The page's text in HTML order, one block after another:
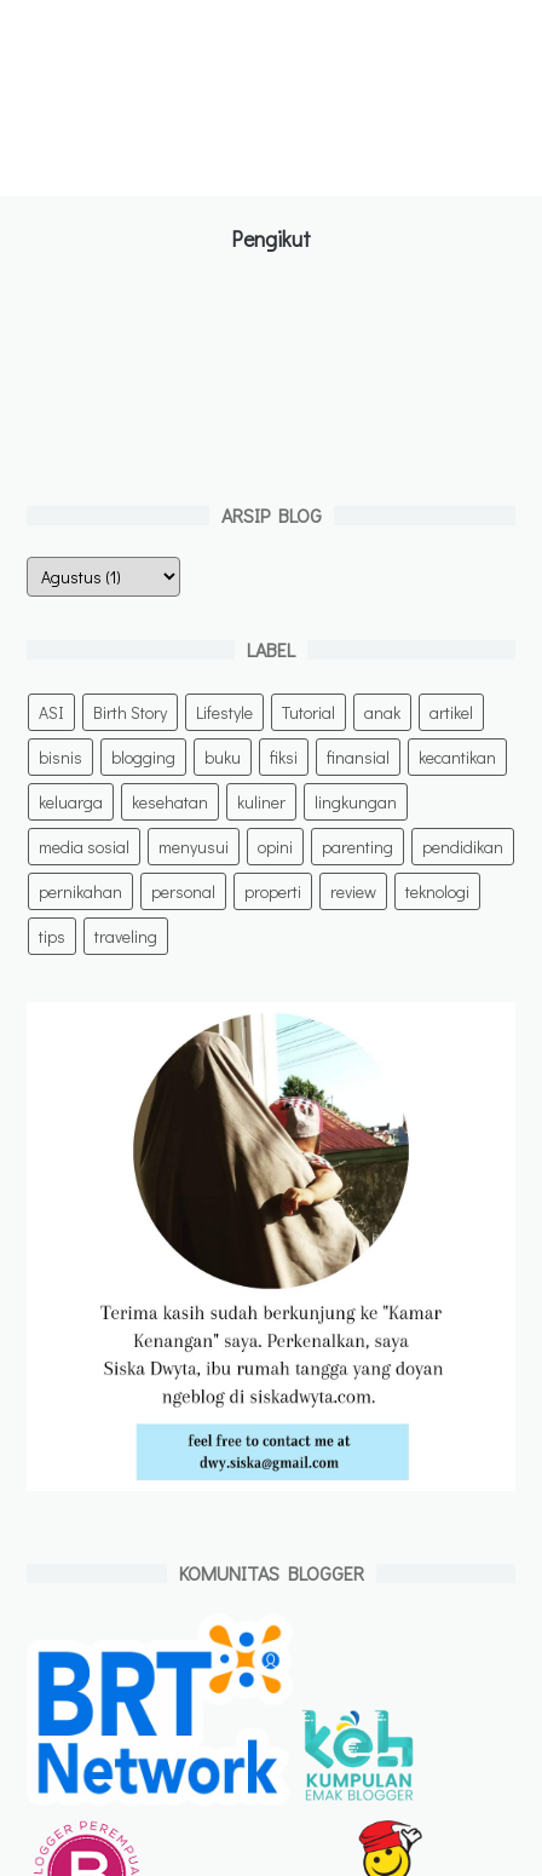
Pengikut
ARSIP BLOG
LABEL
ASI Birth Story Lifestyle Tutorial anak
artikel
bisnis
blogging buku fiksi finansial
kecantikan
keluarga
kesehatan kuliner
lingkungan
media sosial
menyusui opini parenting
pendidikan
pernikahan
personal properti review
teknologi
tips
traveling
KOMUNITAS BLOGGER